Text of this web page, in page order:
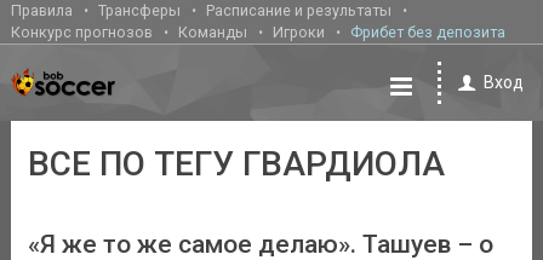
Правила Трансферы
Расписание и результаты
Конкурс прогнозов
Команды Игроки Фрибет без депозита
Вход
ВСЕ ПО ТЕГУ ГВАРДИОЛА
«Я же то же самое делаю». Ташуев – о